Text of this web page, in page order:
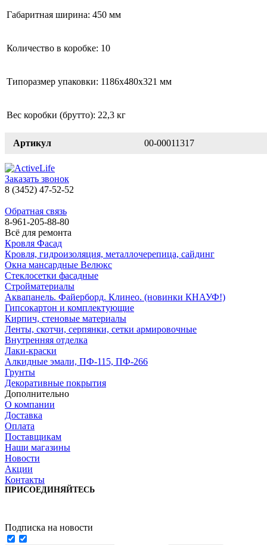
Габаритная ширина: 450 мм
Количество в коробке: 10
Типоразмер упаковки: 1186х480х321 мм
Вес коробки (брутто): 22,3 кг
Артикул 00-00011317
Заказать звонок
8 (3452) 47-52-52
Обратная связь
8-961-205-88-80
Всё для ремонта
Кровля Фасад
Кровля, гидроизоляция, металлочерепица, сайдинг
Окна мансардные Велюкс
Стеклосетки фасадные
Стройматериалы
Аквапанель. Файерборд. Клинео. (новинки КНАУФ!)
Гипсокартон и комплектующие
Кирпич, стеновые материалы
Ленты, скотчи, серпянки, сетки армировочные
Внутренняя отделка
Лаки-краски
Алкидные эмали, ПФ-115, ПФ-266
Грунты
Декоративные покрытия
Дополнительно
О компании
Доставка
Оплата
Поставщикам
Наши магазины
Новости
Акции
Контакты
ПРИСОЕДИНЯЙТЕСЬ
Подписка на новости